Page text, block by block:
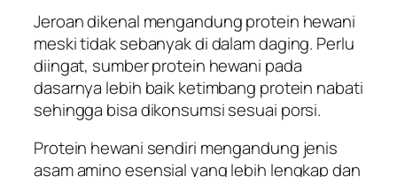
Jeroan dikenal mengandung protein hewani
meski tidak sebanyak di dalam daging. Perlu
diingat, sumber protein hewani pada
dasarnya lebih baik ketimbang protein nabati
sehingga bisa dikonsumsi sesuai porsi.
Protein hewani sendiri mengandung jenis
asam amino esensial yang lebih lengkap dan